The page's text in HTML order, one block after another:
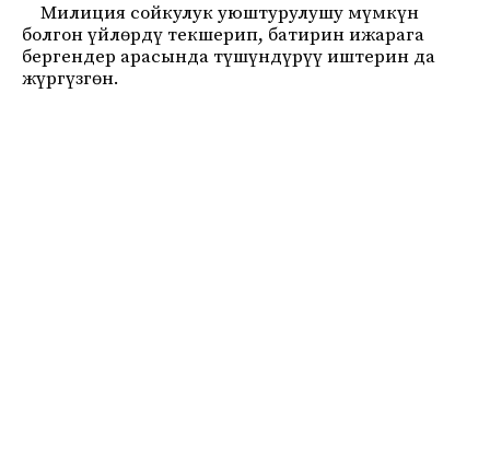
Милиция сойкулук уюштурулушу мүмкүн
болгон үйлөрдү текшерип, батирин ижарага
бергендер арасында түшүндүрүү иштерин да
жүргүзгөн.